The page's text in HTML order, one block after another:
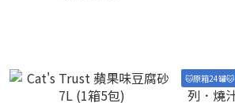
🐱原箱24罐🐱